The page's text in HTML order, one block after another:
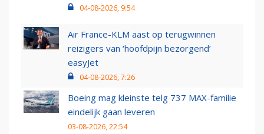
04-08-2026, 9:54
Air France-KLM aast op terugwinnen
reizigers van ‘hoofdpijn bezorgend’
easyJet
04-08-2026, 7:26
Boeing mag kleinste telg 737 MAX-familie
eindelijk gaan leveren
03-08-2026, 22:54